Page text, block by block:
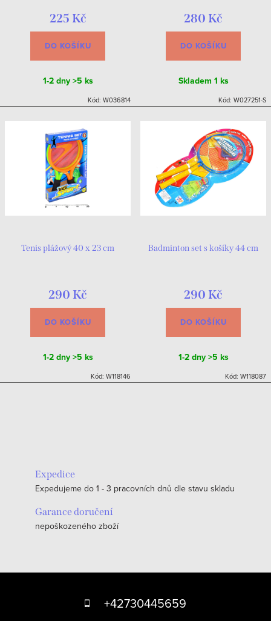
225 Kč
DO KOŠÍKU
1-2 dny >5 ks
Kód: W036814
280 Kč
DO KOŠÍKU
Skladem 1 ks
Kód: W027251-S
Tenis plážový 40 x 23 cm
290 Kč
DO KOŠÍKU
1-2 dny >5 ks
Kód: W118146
Badminton set s košíky 44 cm
290 Kč
DO KOŠÍKU
1-2 dny >5 ks
Kód: W118087
Expedice
Expedujeme do 1 - 3 pracovních dnů dle stavu skladu
Garance doručení
nepoškozeného zboží
+42730445659